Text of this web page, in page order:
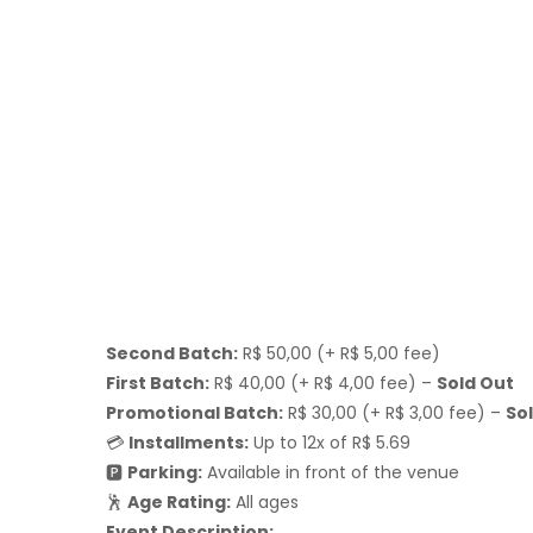
Second Batch: R$ 50,00 (+ R$ 5,00 fee)
First Batch: R$ 40,00 (+ R$ 4,00 fee) – Sold Out
Promotional Batch: R$ 30,00 (+ R$ 3,00 fee) –
💳 Installments: Up to 12x of R$ 5.69
🅿 Parking: Available in front of the venue
🕺 Age Rating: All ages